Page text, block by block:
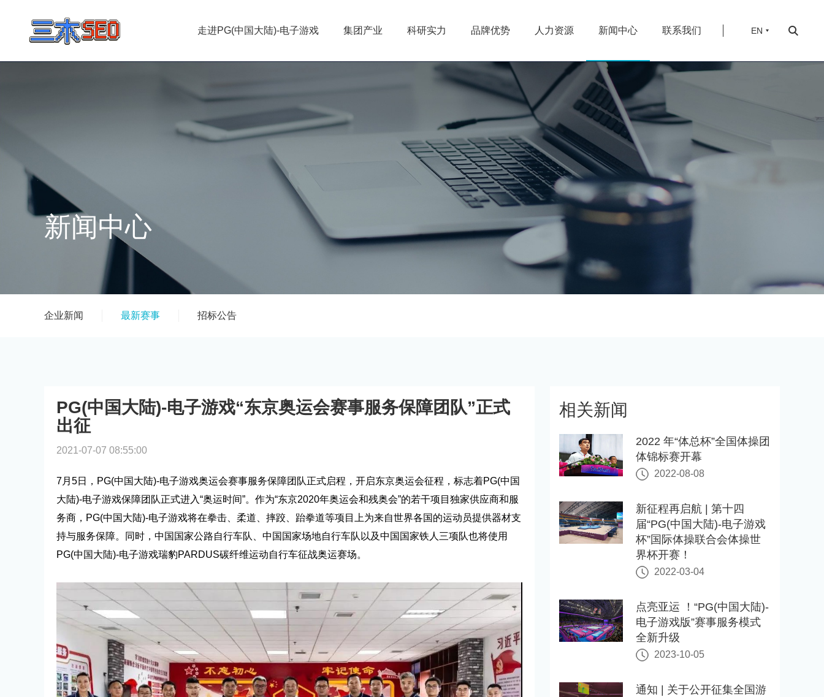
走进PG(中国大陆)-电子游戏 集团产业 科研实力 品牌优势 人力资源 新闻中心 联系我们 EN
新闻中心
企业新闻 最新赛事 招标公告
PG(中国大陆)-电子游戏“东京奥运会赛事服务保障团队”正式
出征
2021-07-07 08:55:00
7月5日，PG(中国大陆)-电子游戏奥运会赛事服务保障团队正式启程，开启东京奥运会征程，标志着PG(中国
大陆)-电子游戏保障团队正式进入“奥运时间”。作为“东京2020年奥运会和残奥会”的若干项目独家供应商和服
务商，PG(中国大陆)-电子游戏将在拳击、柔道、摔跤、跆拳道等项目上为来自世界各国的运动员提供器材支
持与服务保障。同时，中国国家公路自行车队、中国国家场地自行车队以及中国国家铁人三项队也将使用
PG(中国大陆)-电子游戏瑞豹PARDUS碳纤维运动自行车征战奥运赛场。
相关新闻
2022 年“体总杯”全国体操团
体锦标赛开幕
2022-08-08
新征程再启航 | 第十四
届“PG(中国大陆)-电子游戏
杯”国际体操联合会体操世
界杯开赛！
2022-03-04
点亮亚运 ！“PG(中国大陆)-
电子游戏版”赛事服务模式
全新升级
2023-10-05
通知 | 关于公开征集全国游